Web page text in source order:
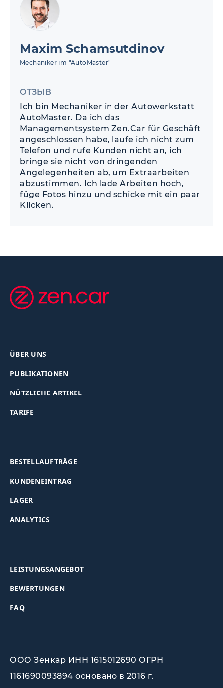
Maxim Schamsutdinov
Mechaniker im "AutoMaster"
ОТЗЫВ
Ich bin Mechaniker in der Autowerkstatt
AutoMaster. Da ich das
Managementsystem Zen.Car für Geschäft
angeschlossen habe, laufe ich nicht zum
Telefon und rufe Kunden nicht an, ich
bringe sie nicht von dringenden
Angelegenheiten ab, um Extraarbeiten
abzustimmen. Ich lade Arbeiten hoch,
füge Fotos hinzu und schicke mit ein paar
Klicken.
ÜBER UNS
PUBLIKATIONEN
NÜTZLICHE ARTIKEL
TARIFE
BESTELLAUFTRÄGE
KUNDENEINTRAG
LAGER
ANALYTICS
LEISTUNGSANGEBOT
BEWERTUNGEN
FAQ
ООО Зенкар ИНН 1615012690 ОГРН
1161690093894 основано в 2016 г.